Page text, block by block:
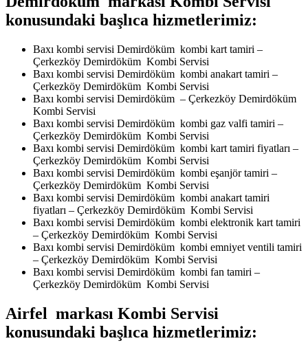
konusundaki başlıca hizmetlerimiz:
Baxı kombi servisi Demirdöküm kombi kart tamiri –
Çerkezköy Demirdöküm Kombi Servisi
Baxı kombi servisi Demirdöküm kombi anakart tamiri –
Çerkezköy Demirdöküm Kombi Servisi
Baxı kombi servisi Demirdöküm – Çerkezköy Demirdöküm
Kombi Servisi
Baxı kombi servisi Demirdöküm kombi gaz valfi tamiri –
Çerkezköy Demirdöküm Kombi Servisi
Baxı kombi servisi Demirdöküm kombi kart tamiri fiyatları –
Çerkezköy Demirdöküm Kombi Servisi
Baxı kombi servisi Demirdöküm kombi eşanjör tamiri –
Çerkezköy Demirdöküm Kombi Servisi
Baxı kombi servisi Demirdöküm kombi anakart tamiri
fiyatları – Çerkezköy Demirdöküm Kombi Servisi
Baxı kombi servisi Demirdöküm kombi elektronik kart tamiri
– Çerkezköy Demirdöküm Kombi Servisi
Baxı kombi servisi Demirdöküm kombi emniyet ventili tamiri
– Çerkezköy Demirdöküm Kombi Servisi
Baxı kombi servisi Demirdöküm kombi fan tamiri –
Çerkezköy Demirdöküm Kombi Servisi
Airfel markası Kombi Servisi
konusundaki başlıca hizmetlerimiz: